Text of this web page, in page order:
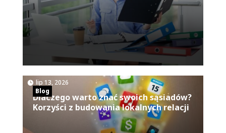
Dlaczego warto znać swoich sąsiadów?
Korzyści z budowania lokalnych relacji
lip 13, 2026
Blog